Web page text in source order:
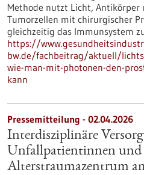
Methode nutzt Licht, Antikörper
Tumorzellen mit chirurgischer
gleichzeitig das Immunsystem
https://
bw.de/fachbeitrag/aktuell/
wie-man-mit-photonen-den-
kann
Pressemitteilung - 02.04.2026
Interdisziplinäre
Unfallpatientinnen und
Alterstraumazentrum